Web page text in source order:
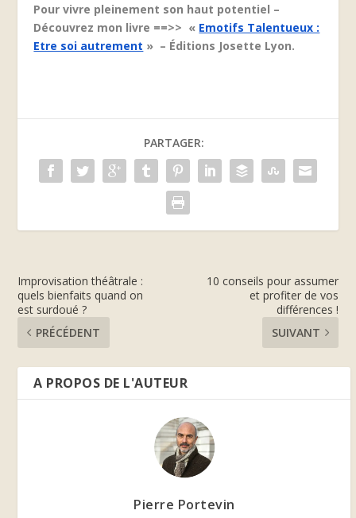
Pour vivre pleinement son haut potentiel –
Découvrez mon livre ==>> « Emotifs Talentueux :
Etre soi autrement » – Éditions Josette Lyon.
PARTAGER:
Improvisation théâtrale :
quels bienfaits quand on
est surdoué ?
PRÉCÉDENT
10 conseils pour assumer
et profiter de vos
différences !
SUIVANT
A PROPOS DE L'AUTEUR
Pierre Portevin